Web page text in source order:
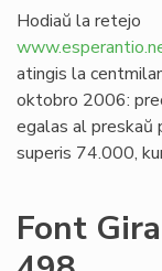
Hodiaŭ la retejo
atingis la
oktobro 2006:
egalas al preskaŭ
superis 74.000,
Font